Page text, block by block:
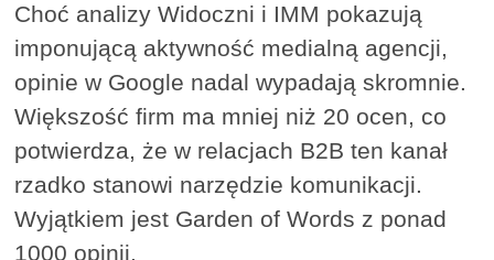
Choć analizy Widoczni i IMM pokazują
imponującą aktywność medialną agencji,
opinie w Google nadal wypadają skromnie.
Większość firm ma mniej niż 20 ocen, co
potwierdza, że w relacjach B2B ten kanał
rzadko stanowi narzędzie komunikacji.
Wyjątkiem jest Garden of Words z ponad
1000 opinii.